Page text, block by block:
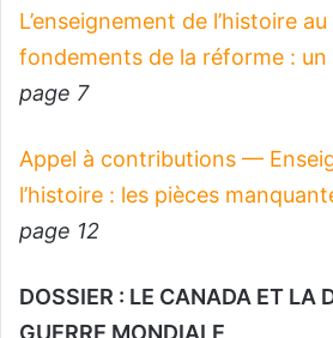
L’enseignement de l’histoire
fondements de la réforme :
page 7
Appel à contributions —
l’histoire : les pièces
page 12
DOSSIER : LE CANADA ET LA